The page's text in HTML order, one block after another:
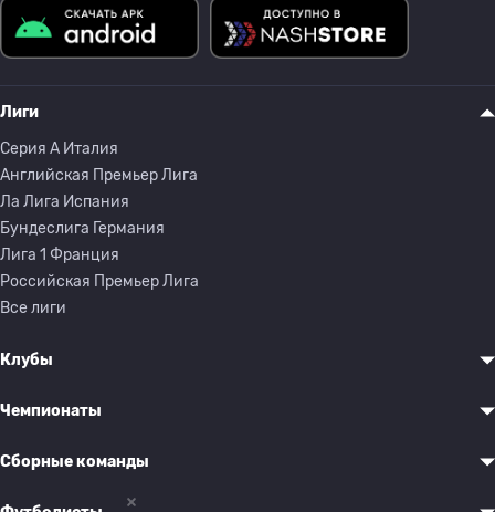
Лиги
Серия A Италия
Английская Премьер Лига
Ла Лига Испания
Бундеслига Германия
Лига 1 Франция
Российская Премьер Лига
Все лиги
Клубы
Чемпионаты
Сборные команды